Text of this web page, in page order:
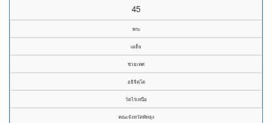
45
พระ
เผด็จ
ช่วยเทศ
อธิจิตฺโต
วัดไร่เหนือ
คณะจังหวัดพัทลุง